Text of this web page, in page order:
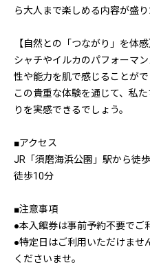
ら大人まで楽しめる内容が盛り
【自然との「つながり」を体感
シャチやイルカのパフォーマ
性や能力を肌で感じることがで
この貴重な体験を通じて、私
りを実感できるでしょう。
■アクセス
JR「須磨海浜公園」駅から徒
徒歩10分
■注意事項
●本入館券は事前予約不要でご
●特定日はご利用いただけませ
くださいませ。